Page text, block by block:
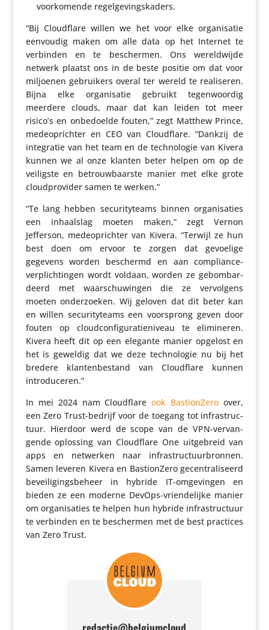
voor­ko­mende regelgevingskaders.
“Bij Cloud­flare willen we het voor elke orga­ni­satie
eenvoudig maken om alle data op het Internet te
verbinden en te beschermen. Ons wereld­wijde
netwerk plaatst ons in de beste positie om dat voor
miljoenen gebrui­kers overal ter wereld te reali­seren.
Bijna elke orga­ni­satie gebruikt tegen­woordig
meerdere clouds, maar dat kan leiden tot meer
risico’s en onbe­doelde fouten,” zegt Matthew Prince,
mede­op­richter en CEO van Cloud­flare. “Dankzij de
inte­gratie van het team en de tech­no­logie van Kivera
kunnen we al onze klanten beter helpen om op de
veiligste en betrouw­baarste manier met elke grote
cloud­pro­vider samen te werken.”
“Te lang hebben secu­ri­ty­teams binnen orga­ni­sa­ties
een inhaal­slag moeten maken,” zegt Vernon
Jefferson, mede­op­richter van Kivera. “Terwijl ze hun
best doen om ervoor te zorgen dat gevoelige
gegevens worden beschermd en aan compli­ance-
verplich­tingen wordt voldaan, worden ze gebom­bar­
deerd met waar­schu­wingen die ze vervol­gens
moeten onder­zoeken. Wij geloven dat dit beter kan
en willen secu­ri­ty­teams een voor­sprong geven door
fouten op cloud­con­fi­gu­ra­tie­ni­veau te elimi­neren.
Kivera heeft dit op een elegante manier opgelost en
het is geweldig dat we deze tech­no­logie nu bij het
bredere klan­ten­be­stand van Cloud­flare kunnen
introduceren.”
In mei 2024 nam Cloud­flareook Basti­on­Zero over,
een Zero Trust-bedrijf voor de toegang tot infra­struc­
tuur. Hierdoor werd de scope van de VPN-vervan­
gende oplossing van Cloud­flare One uitge­breid van
apps en netwerken naar infra­struc­tuur­bronnen.
Samen leveren Kivera en Basti­on­Zero gecen­tra­li­seerd
bevei­li­gings­be­heer in hybride IT-omge­vingen en
bieden ze een moderne DevOps-vrien­de­lijke manier
om orga­ni­sa­ties te helpen hun hybride infra­struc­tuur
te verbinden en te beschermen met de best practices
van Zero Trust.